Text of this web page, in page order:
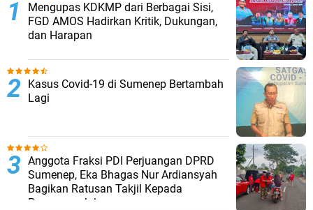
Mengupas KDKMP dari Berbagai Sisi,
FGD AMOS Hadirkan Kritik, Dukungan,
dan Harapan
Kasus Covid-19 di Sumenep Bertambah
Lagi
Anggota Fraksi PDI Perjuangan DPRD
Sumenep, Eka Bhagas Nur Ardiansyah
Bagikan Ratusan Takjil Kepada
Pengguna Jalan